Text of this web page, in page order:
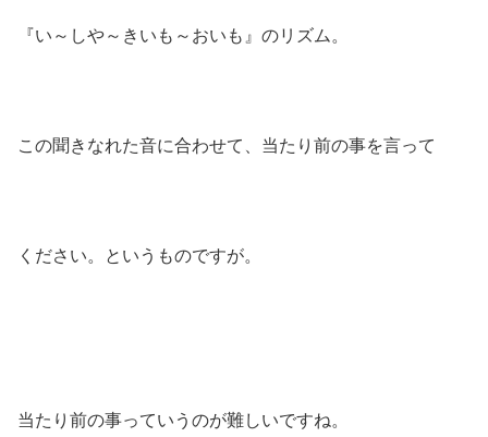
『い～しや～きいも～おいも』のリズム。
この聞きなれた音に合わせて、当たり前の事を言って
ください。というものですが。
当たり前の事っていうのが難しいですね。